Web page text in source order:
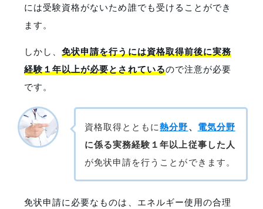
には受験資格がないため誰でも受けることができ
ます。
しかし、免状申請を行うには資格取得前後に実務
経験１年以上が必要とされているので注意が必要
です。
資格取得とともに熱分野、 電気分野
に係る実務経験１年以上従事した人
が免状申請を行うことができます。
免状申請に必要なものは、エネルギー使用の合理